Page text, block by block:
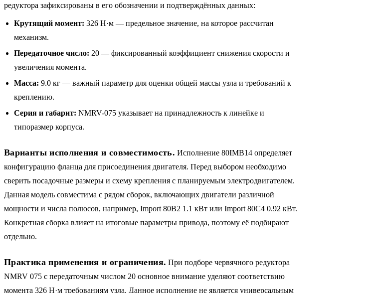
редуктора зафиксированы в его обозначении и подтверждённых данных:
Крутящий момент: 326 Н·м — предельное значение, на которое рассчитан
механизм.
Передаточное число: 20 — фиксированный коэффициент снижения скорости и
увеличения момента.
Масса: 9.0 кг — важный параметр для оценки общей массы узла и требований к
креплению.
Серия и габарит: NMRV-075 указывает на принадлежность к линейке и
типоразмер корпуса.
Варианты исполнения и совместимость. Исполнение 80IMB14 определяет
конфигурацию фланца для присоединения двигателя. Перед выбором необходимо
сверить посадочные размеры и схему крепления с планируемым электродвигателем.
Данная модель совместима с рядом сборок, включающих двигатели различной
мощности и числа полюсов, например, Import 80B2 1.1 кВт или Import 80C4 0.92 кВт.
Конкретная сборка влияет на итоговые параметры привода, поэтому её подбирают
отдельно.
Практика применения и ограничения. При подборе червячного редуктора
NMRV 075 с передаточным числом 20 основное внимание уделяют соответствию
момента 326 Н·м требованиям узла. Данное исполнение не является универсальным